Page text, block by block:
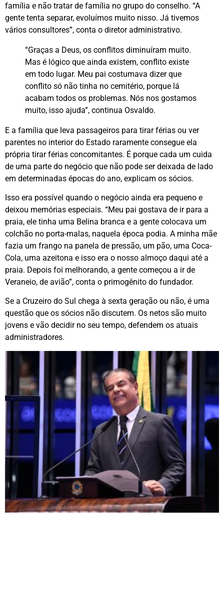
família e não tratar de família no grupo do conselho. “A
gente tenta separar, evoluímos muito nisso. Já tivemos
vários consultores”, conta o diretor administrativo.
“Graças a Deus, os conflitos diminuíram muito.
Mas é lógico que ainda existem, conflito existe
em todo lugar. Meu pai costumava dizer que
conflito só não tinha no cemitério, porque lá
acabam todos os problemas. Nós nos gostamos
muito, isso ajuda”, continua Osvaldo.
E a família que leva passageiros para tirar férias ou ver
parentes no interior do Estado raramente consegue ela
própria tirar férias concomitantes. É porque cada um cuida
de uma parte do negócio que não pode ser deixada de lado
em determinadas épocas do ano, explicam os sócios.
Isso era possível quando o negócio ainda era pequeno e
deixou memórias especiais. “Meu pai gostava de ir para a
praia, ele tinha uma Belina branca e a gente colocava um
colchão no porta-malas, naquela época podia. A minha mãe
fazia um frango na panela de pressão, um pão, uma Coca-
Cola, uma azeitona e isso era o nosso almoço daqui até a
praia. Depois foi melhorando, a gente começou a ir de
Veraneio, de avião”, conta o primogênito do fundador.
Se a Cruzeiro do Sul chega à sexta geração ou não, é uma
questão que os sócios não discutem. Os netos são muito
jovens e vão decidir no seu tempo, defendem os atuais
administradores.